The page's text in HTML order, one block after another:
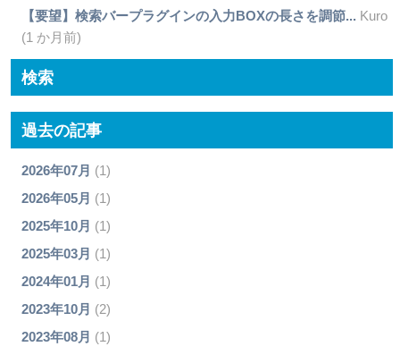
【要望】検索バープラグインの入力BOXの長さを調節... Kuro
(1 か月前)
検索
過去の記事
2026年07月 (1)
2026年05月 (1)
2025年10月 (1)
2025年03月 (1)
2024年01月 (1)
2023年10月 (2)
2023年08月 (1)